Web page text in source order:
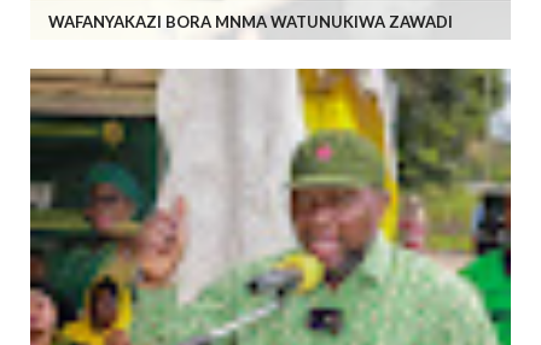
WAFANYAKAZI BORA MNMA WATUNUKIWA ZAWADI